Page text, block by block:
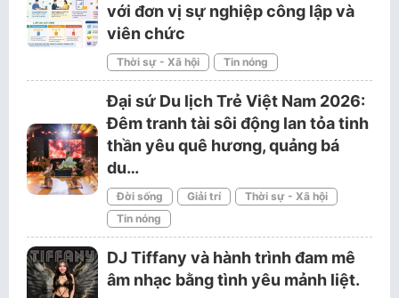
với đơn vị sự nghiệp công lập và
viên chức
Thời sự - Xã hội Tin nóng
Đại sứ Du lịch Trẻ Việt Nam 2026:
Đêm tranh tài sôi động lan tỏa tinh
thần yêu quê hương, quảng bá
du…
Đời sống Giải trí
Thời sự - Xã hội
Tin nóng
DJ Tiffany và hành trình đam mê
âm nhạc bằng tình yêu mảnh liệt.